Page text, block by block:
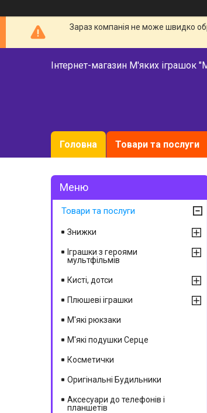
Зараз компанія не може швидко
Інтернет-магазин М'яких іграшок
Головна Товари та послуги
Товари та послуги
Знижки
Іграшки з героями
мультфільмів
Кисті, дотси
Плюшеві іграшки
М'які рюкзаки
М'які подушки Серце
Косметички
Оригінальні Будильники
Аксесуари до телефонів і
планшетів